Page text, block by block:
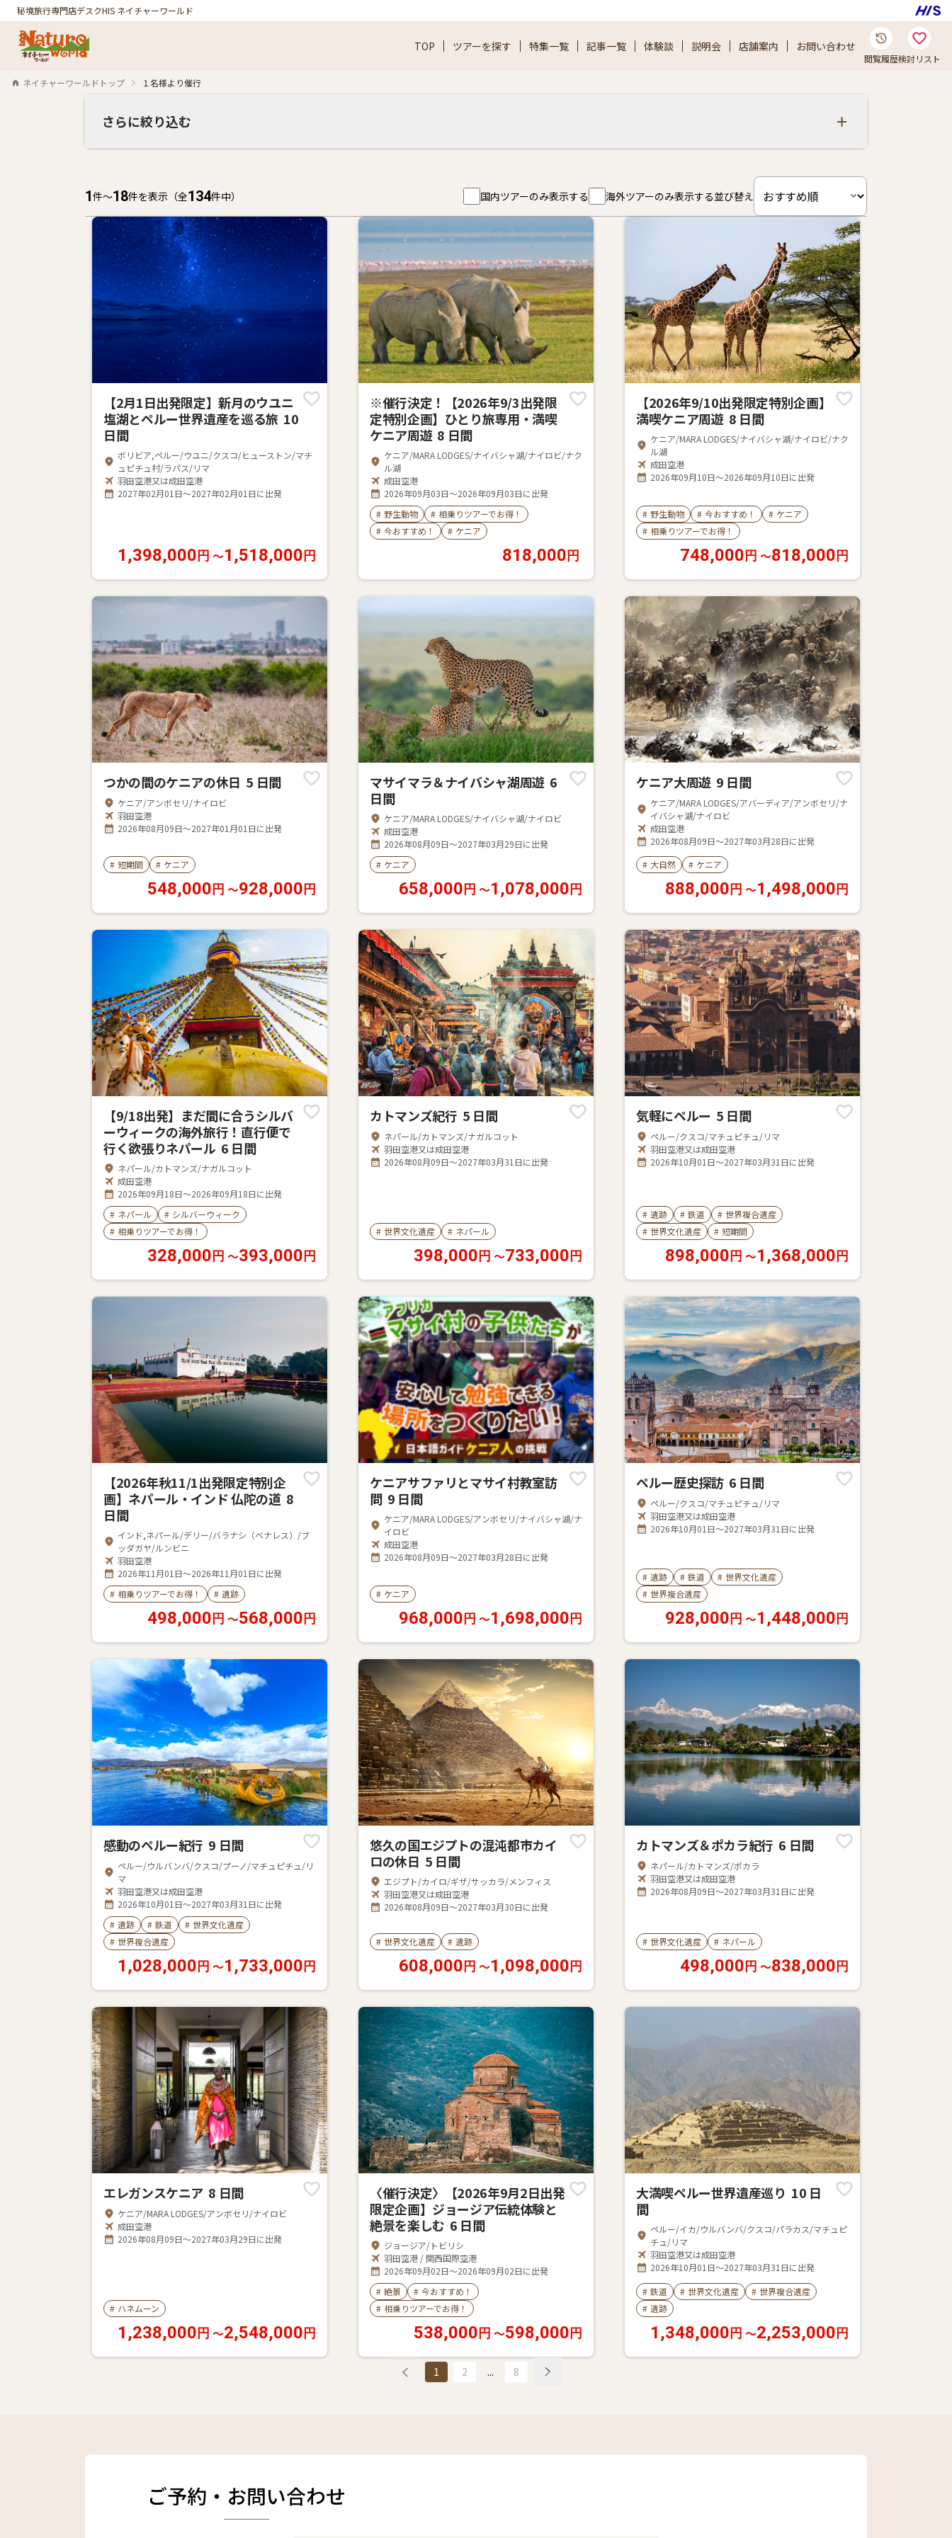
秘境旅行専門店デスクHIS ネイチャーワールド
TOP ツアーを探す 特集一覧 記事一覧 体験談 説明会 店舗案内 お問い合わせ
閲覧履歴検討リスト
ネイチャーワールドトップ
１名様より催行
さらに絞り込む
1件〜18件を表示 （全134件中） 国内ツアーのみ表示する 海外ツアーのみ表示する並び替え
【2月1日出発限定】新月のウユニ
塩湖とペルー世界遺産を巡る旅 10
日間
ボリビア,ペルー/ウユニ/クスコ/ヒューストン/マチ
ュピチュ村/ラパス/リマ
羽田空港又は成田空港
2027年02月01日～2027年02月01日に出発
1,398,000 円 〜1,518,000 円
※催行決定！【2026年9/3出発限
定特別企画】ひとり旅専用・満喫
ケニア周遊 8 日間
ケニア/MARA LODGES/ナイバシャ湖/ナイロビ/ナク
ル湖
成田空港
2026年09月03日～2026年09月03日に出発
# 野生動物 # 相乗りツアーでお得！
# 今おすすめ！ # ケニア
818,000 円
【2026年9/10出発限定特別企画】
満喫ケニア周遊 8 日間
ケニア/MARA LODGES/ナイバシャ湖/ナイロビ/ナク
ル湖
成田空港
2026年09月10日～2026年09月10日に出発
# 野生動物 # 今おすすめ！ # ケニア
# 相乗りツアーでお得！
748,000 円 〜818,000 円
つかの間のケニアの休日 5 日間
ケニア/アンボセリ/ナイロビ
羽田空港
2026年08月09日～2027年01月01日に出発
# 短期間 # ケニア
548,000 円 〜928,000 円
マサイマラ＆ナイバシャ湖周遊 6
日間
ケニア/MARA LODGES/ナイバシャ湖/ナイロビ
成田空港
2026年08月09日～2027年03月29日に出発
# ケニア
658,000 円 〜1,078,000 円
ケニア大周遊 9 日間
ケニア/MARA LODGES/アバーディア/アンボセリ/ナ
イバシャ湖/ナイロビ
成田空港
2026年08月09日～2027年03月28日に出発
# 大自然 # ケニア
888,000 円 〜1,498,000 円
【9/18出発】まだ間に合うシルバ
ーウィークの海外旅行！直行便で
行く欲張りネパール 6 日間
ネパール/カトマンズ/ナガルコット
成田空港
2026年09月18日～2026年09月18日に出発
# ネパール # シルバーウィーク
# 相乗りツアーでお得！
328,000 円 〜393,000 円
カトマンズ紀行 5 日間
ネパール/カトマンズ/ナガルコット
羽田空港又は成田空港
2026年08月09日～2027年03月31日に出発
# 世界文化遺産 # ネパール
398,000 円 〜733,000 円
気軽にペルー 5 日間
ペルー/クスコ/マチュピチュ/リマ
羽田空港又は成田空港
2026年10月01日～2027年03月31日に出発
# 遺跡 # 鉄道 # 世界複合遺産
# 世界文化遺産 # 短期間
898,000 円 〜1,368,000 円
【2026年秋11/1出発限定特別企
画】ネパール・インド 仏陀の道 8
日間
インド,ネパール/デリー/バラナシ（ベナレス）/ブ
ッダガヤ/ルンビニ
羽田空港
2026年11月01日～2026年11月01日に出発
# 相乗りツアーでお得！ # 遺跡
498,000 円 〜568,000 円
ケニアサファリとマサイ村教室訪
問 9 日間
ケニア/MARA LODGES/アンボセリ/ナイバシャ湖/ナ
イロビ
成田空港
2026年08月09日～2027年03月28日に出発
# ケニア
968,000 円 〜1,698,000 円
ペルー歴史探訪 6 日間
ペルー/クスコ/マチュピチュ/リマ
羽田空港又は成田空港
2026年10月01日～2027年03月31日に出発
# 遺跡 # 鉄道 # 世界文化遺産
# 世界複合遺産
928,000 円 〜1,448,000 円
感動のペルー紀行 9 日間
ペルー/ウルバンバ/クスコ/プーノ/マチュピチュ/リ
マ
羽田空港又は成田空港
2026年10月01日～2027年03月31日に出発
# 遺跡 # 鉄道 # 世界文化遺産
# 世界複合遺産
1,028,000 円 〜1,733,000 円
悠久の国エジプトの混沌都市カイ
ロの休日 5 日間
エジプト/カイロ/ギザ/サッカラ/メンフィス
羽田空港又は成田空港
2026年08月09日～2027年03月30日に出発
# 世界文化遺産 # 遺跡
608,000 円 〜1,098,000 円
カトマンズ＆ポカラ紀行 6 日間
ネパール/カトマンズ/ポカラ
羽田空港又は成田空港
2026年08月09日～2027年03月31日に出発
# 世界文化遺産 # ネパール
498,000 円 〜838,000 円
エレガンスケニア 8 日間
ケニア/MARA LODGES/アンボセリ/ナイロビ
成田空港
2026年08月09日～2027年03月29日に出発
# ハネムーン
1,238,000 円 〜2,548,000 円
〈催行決定〉【2026年9月2日出発
限定企画】ジョージア伝統体験と
絶景を楽しむ 6 日間
ジョージア/トビリシ
羽田空港 / 関西国際空港
2026年09月02日～2026年09月02日に出発
# 絶景 # 今おすすめ！
# 相乗りツアーでお得！
538,000 円 〜598,000 円
大満喫ペルー世界遺産巡り 10 日
間
ペルー/イカ/ウルバンバ/クスコ/パラカス/マチュピ
チュ/リマ
羽田空港又は成田空港
2026年10月01日～2027年03月31日に出発
# 鉄道 # 世界文化遺産 # 世界複合遺産
# 遺跡
1,348,000 円 〜2,253,000 円
1 2 ... 8
ご予約・お問い合わせ